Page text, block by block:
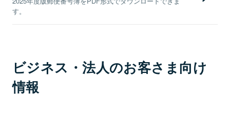
す。
ビジネス・法人のお客さま向け
情報